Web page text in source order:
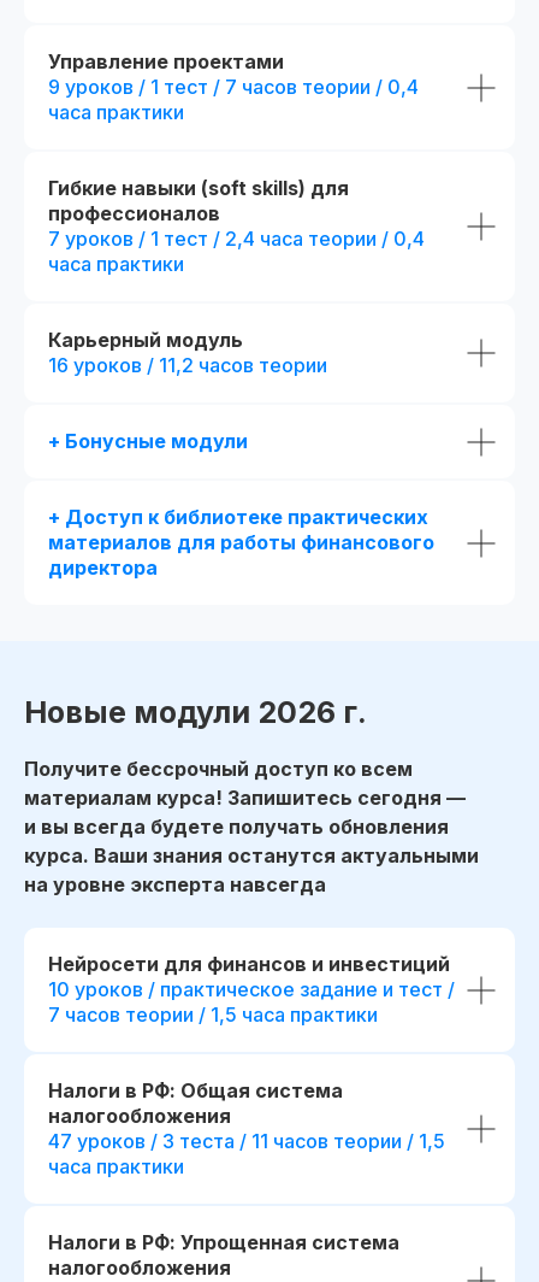
Управление проектами
9 уроков / 1 тест / 7 часов теории / 0,4
часа практики
Гибкие навыки (soft skills) для
профессионалов
7 уроков / 1 тест / 2,4 часа теории / 0,4
часа практики
Карьерный модуль
16 уроков / 11,2 часов теории
+ Бонусные модули
+ Доступ к библиотеке практических
материалов для работы финансового
директора
Новые модули 2026 г.
Получите бессрочный доступ ко всем
материалам курса! Запишитесь сегодня —
и вы всегда будете получать обновления
курса. Ваши знания останутся актуальными
на уровне эксперта навсегда
Нейросети для финансов и инвестиций
10 уроков / практическое задание и тест /
7 часов теории / 1,5 часа практики
Налоги в РФ: Общая система
налогообложения
47 уроков / 3 теста / 11 часов теории / 1,5
часа практики
Налоги в РФ: Упрощенная система
налогообложения
Попробовать 48
Попробовать 48 часов бесплатно
начало обучения: start111307.005